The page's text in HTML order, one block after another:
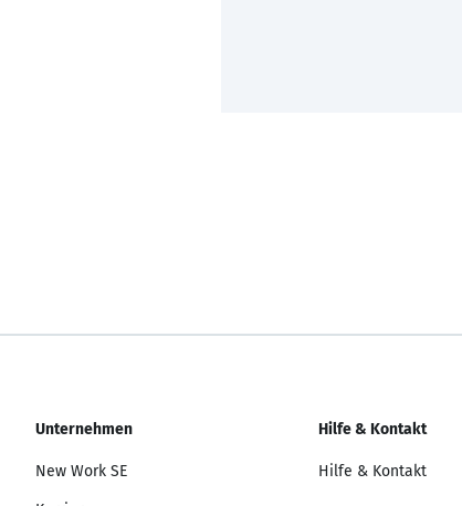
Unternehmen
New Work SE
Hilfe & Kontakt
Hilfe & Kontakt